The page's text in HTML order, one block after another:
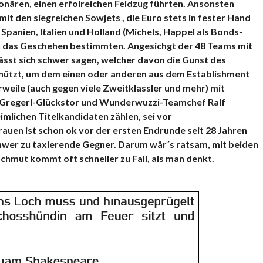
einen erfolreichen Feldzug führten. Ansonsten
den siegreichen Sowjets , die Euro stets in fester Hand
Italien und Holland (Michels, Happel als Bonds-
Geschehen bestimmten. Angesichgt der 48 Teams mit
sich schwer sagen, welcher davon die Gunst des
um dem einen oder anderen aus dem Establishment
(auch gegen viele Zweitklassler und mehr) mit
Glückstor und Wunderwuzzi-Teamchef Ralf
Titelkandidaten zählen, sei vor
ist schon ok vor der ersten Endrunde seit 28 Jahren
zu taxierende Gegner. Darum wär´s ratsam, mit beiden
kommt oft schneller zu Fall, als man denkt.